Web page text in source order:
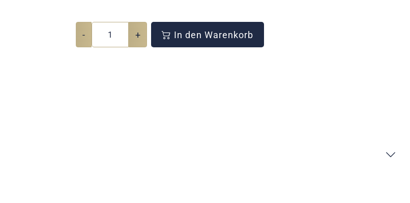
- + In den Warenkorb